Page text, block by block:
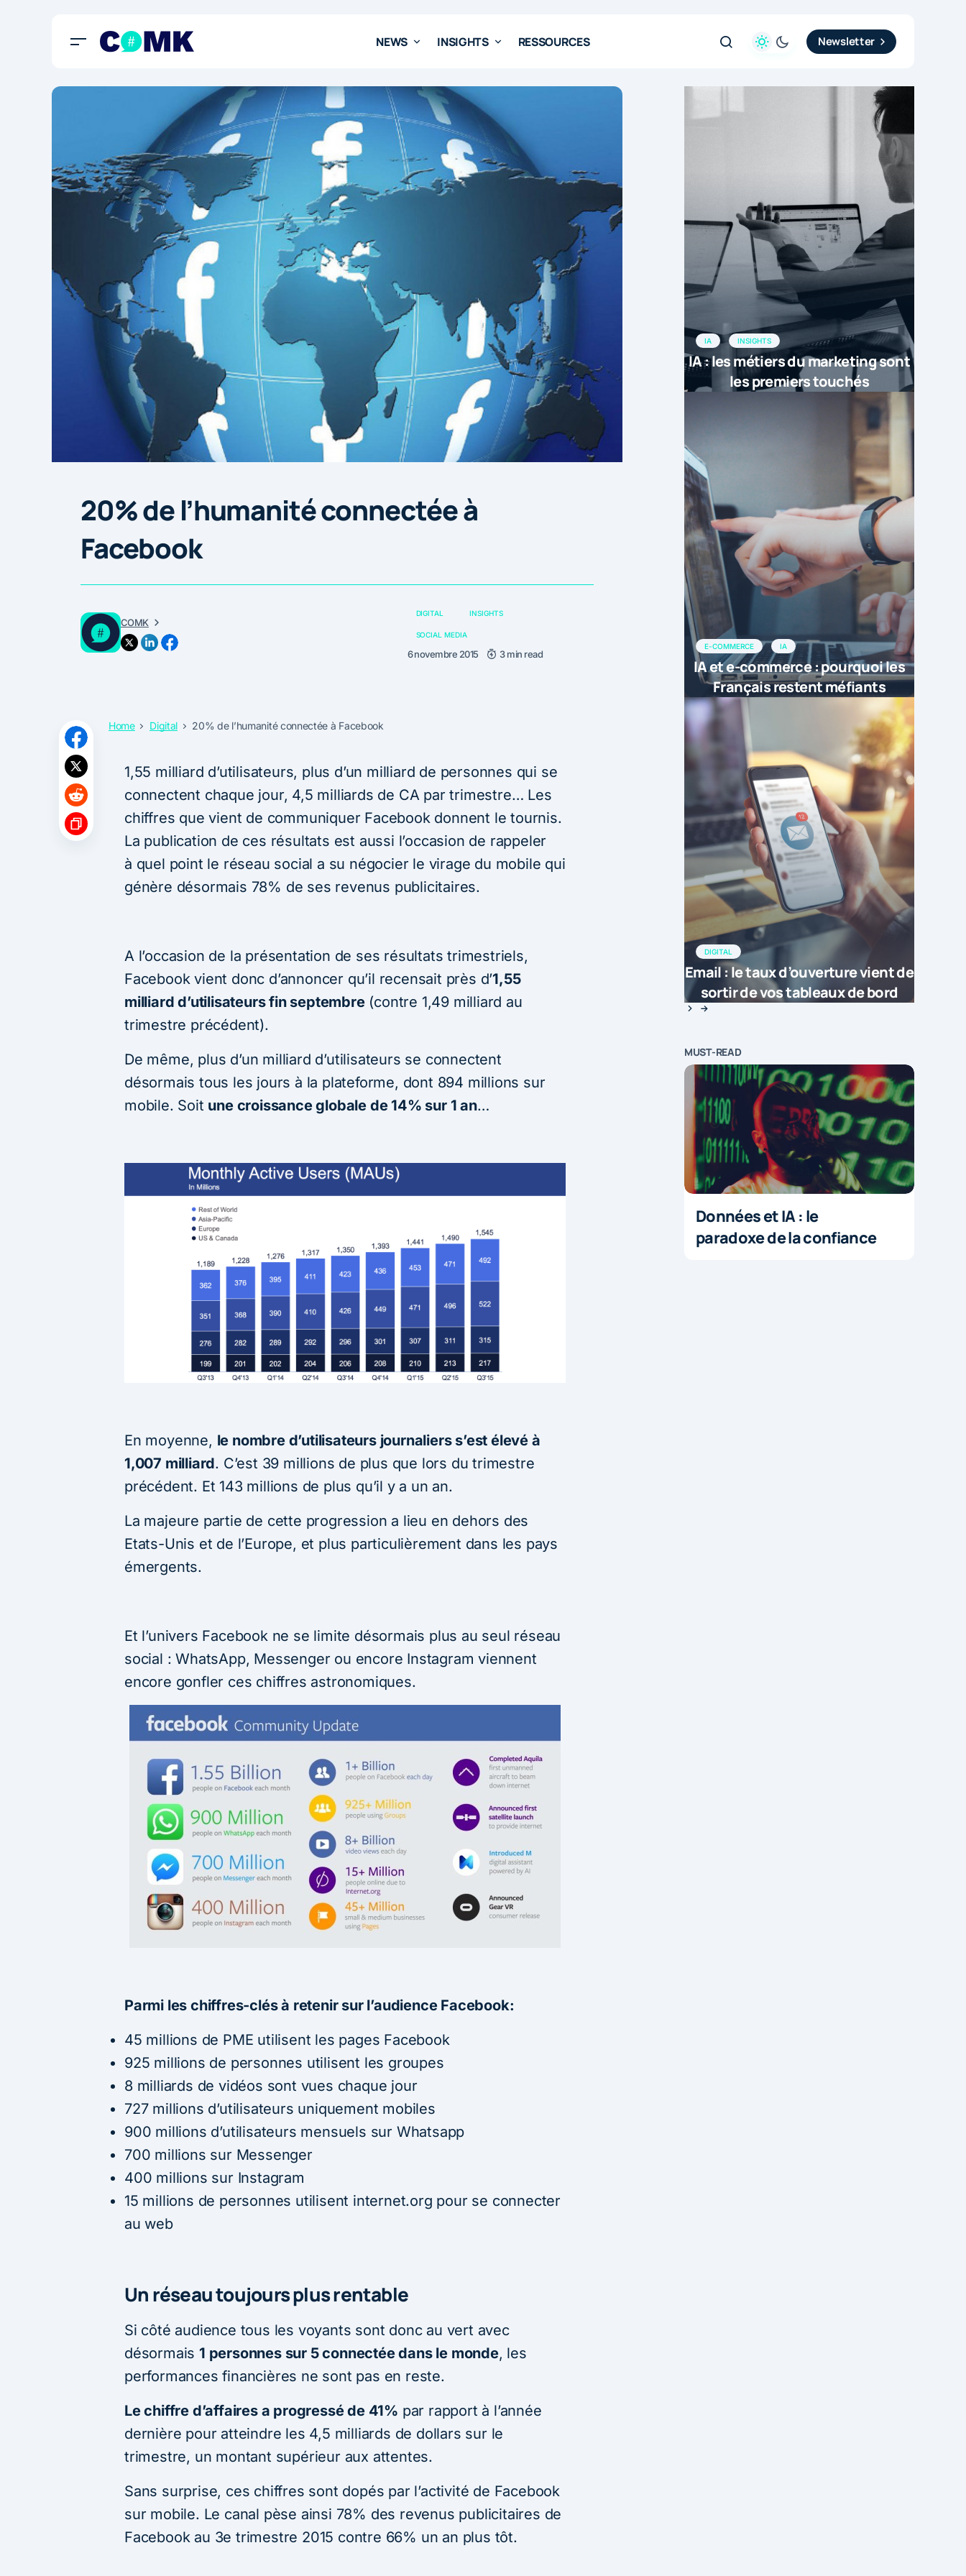
NEWS INSIGHTS RESSOURCES Newsletter
20% de l’humanité connectée à
Facebook
COMK
DIGITAL INSIGHTS
SOCIAL MEDIA
6 novembre 2015 3 min read
Home Digital 20% de l’humanité connectée à Facebook
1,55 milliard d’utilisateurs, plus d’un milliard de personnes qui se
connectent chaque jour, 4,5 milliards de CA par trimestre… Les
chiffres que vient de communiquer Facebook donnent le tournis.
La publication de ces résultats est aussi l’occasion de rappeler
à quel point le réseau social a su négocier le virage du mobile qui
génère désormais 78% de ses revenus publicitaires.
A l’occasion de la présentation de ses résultats trimestriels,
Facebook vient donc d’annoncer qu’il recensait près d’1,55
milliard d’utilisateurs fin septembre(contre 1,49 milliard au
trimestre précédent).
De même, plus d’un milliard d’utilisateurs se connectent
désormais tous les jours à la plateforme, dont 894 millions sur
mobile. Soit une croissance globale de 14% sur 1 an…
En moyenne, le nombre d’utilisateurs journaliers s’est élevé à
1,007 milliard. C’est 39 millions de plus que lors du trimestre
précédent. Et 143 millions de plus qu’il y a un an.
La majeure partie de cette progression a lieu en dehors des
Etats-Unis et de l’Europe, et plus particulièrement dans les pays
émergents.
Et l’univers Facebook ne se limite désormais plus au seul réseau
social : WhatsApp, Messenger ou encore Instagram viennent
encore gonfler ces chiffres astronomiques.
Parmi les chiffres-clés à retenir sur l’audience Facebook:
45 millions de PME utilisent les pages Facebook
925 millions de personnes utilisent les groupes
8 milliards de vidéos sont vues chaque jour
727 millions d’utilisateurs uniquement mobiles
900 millions d’utilisateurs mensuels sur Whatsapp
700 millions sur Messenger
400 millions sur Instagram
15 millions de personnes utilisent internet.org pour se connecter
au web
Un réseau toujours plus rentable
Si côté audience tous les voyants sont donc au vert avec
désormais 1 personnes sur 5 connectée dans le monde, les
performances financières ne sont pas en reste.
Le chiffre d’affaires a progressé de 41% par rapport à l’année
dernière pour atteindre les 4,5 milliards de dollars sur le
trimestre, un montant supérieur aux attentes.
Sans surprise, ces chiffres sont dopés par l’activité de Facebook
sur mobile. Le canal pèse ainsi 78% des revenus publicitaires de
Facebook au 3e trimestre 2015 contre 66% un an plus tôt.
IA INSIGHTS
IA : les métiers du marketing sont
les premiers touchés
E-COMMERCE IA
IA et e-commerce : pourquoi les
Français restent méfiants
DIGITAL
Email : le taux d’ouverture vient de
sortir de vos tableaux de bord
MUST-READ
Données et IA : le
paradoxe de la confiance